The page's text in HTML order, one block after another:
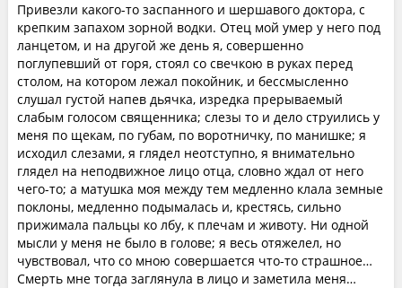
Привезли какого-то заспанного и шершавого доктора, с
крепким запахом зорной водки. Отец мой умер у него под
ланцетом, и на другой же день я, совершенно
поглупевший от горя, стоял со свечкою в руках перед
столом, на котором лежал покойник, и бессмысленно
слушал густой напев дьячка, изредка прерываемый
слабым голосом священника; слезы то и дело струились у
меня по щекам, по губам, по воротничку, по манишке; я
исходил слезами, я глядел неотступно, я внимательно
глядел на неподвижное лицо отца, словно ждал от него
чего-то; а матушка моя между тем медленно клала земные
поклоны, медленно подымалась и, крестясь, сильно
прижимала пальцы ко лбу, к плечам и животу. Ни одной
мысли у меня не было в голове; я весь отяжелел, но
чувствовал, что со мною совершается что-то страшное…
Смерть мне тогда заглянула в лицо и заметила меня…